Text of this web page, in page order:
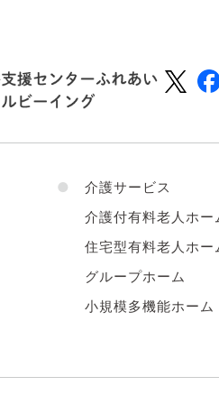
●
介護サービス
介護付有料老人ホー
住宅型有料老人ホー
グループホーム
小規模多機能ホーム